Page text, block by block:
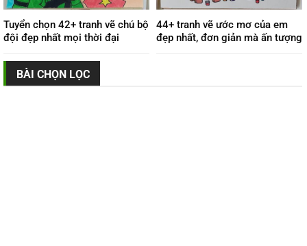
Tuyển chọn 42+ tranh vẽ chú bộ
đội đẹp nhất mọi thời đại
44+ tranh vẽ ước mơ của em
đẹp nhất, đơn giản mà ấn tượng
BÀI CHỌN LỌC